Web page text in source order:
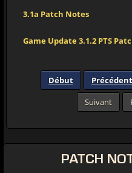
3.1a Patch Notes
Game Update 3.1.2 PTS
Début Précédent
Suivant
PATCH